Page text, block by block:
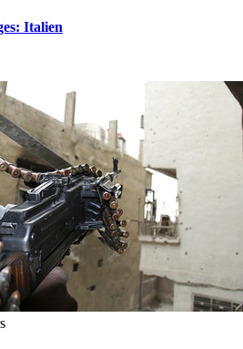
Italien